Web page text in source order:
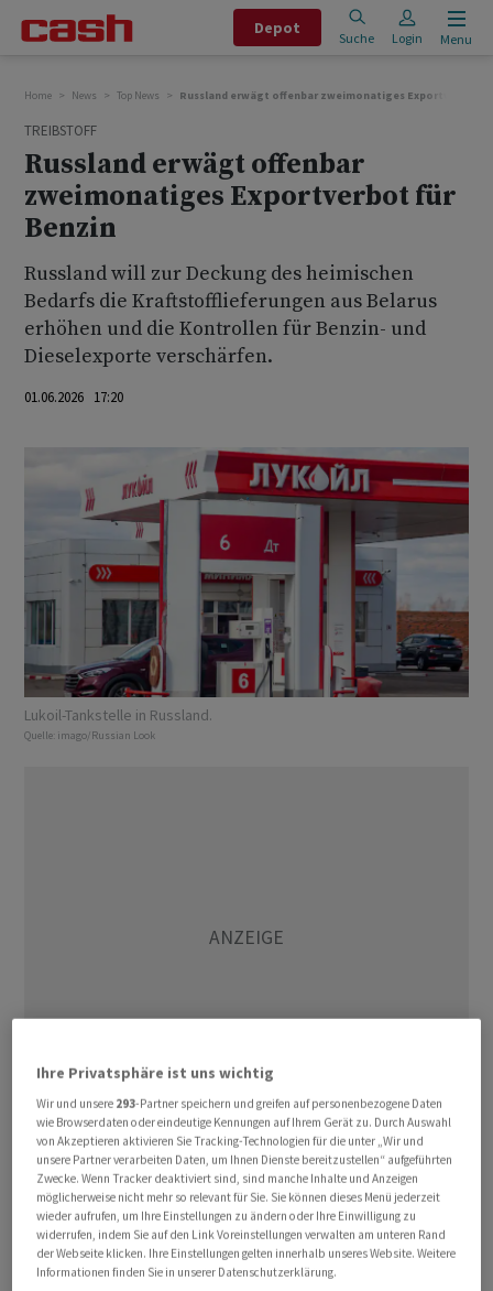
Depot
Suche Login Menu
Home News Top News Russland erwägt offenbar zweimonatiges Exportverbot
TREIBSTOFF
Russland erwägt offenbar
zweimonatiges Exportverbot für
Benzin
Russland will zur Deckung ‌des heimischen
⁠Bedarfs die Kraftstofflieferungen aus Belarus
erhöhen und die Kontrollen für Benzin- und
Dieselexporte verschärfen.
01.06.2026 17:20
Lukoil-Tankstelle in Russland.
Quelle: imago/Russian Look
⁠Zudem sei ein vollständiges, zweimonatiges
Exportverbot für Benzin im Gespräch, berichtet das
Nachrichtenportal RBC unter Berufung auf zwei ‌Insider.
Dies könnte auch einige zwischenstaatliche Abkommen
betreffen. Die Ukraine ‌hat den russischen Energiesektor
ins Visier genommen ​und greift etwa Raffinerien im
Ihre Privatsphäre ist uns wichtig
Wir und unsere 293-Partner speichern und greifen auf personenbezogene Daten
wie Browserdaten oder eindeutige Kennungen auf Ihrem Gerät zu. Durch Auswahl
von Akzeptieren aktivieren Sie Tracking-Technologien für die unter „Wir und
unsere Partner verarbeiten Daten, um Ihnen Dienste bereitzustellen“ aufgeführten
Zwecke. Wenn Tracker deaktiviert sind, sind manche Inhalte und Anzeigen
möglicherweise nicht mehr so relevant für Sie. Sie können dieses Menü jederzeit
wieder aufrufen, um Ihre Einstellungen zu ändern oder Ihre Einwilligung zu
widerrufen, indem Sie auf den Link Voreinstellungen verwalten am unteren Rand
der Webseite klicken. Ihre Einstellungen gelten innerhalb unseres Website. Weitere
Informationen finden Sie in unserer Datenschutzerklärung.